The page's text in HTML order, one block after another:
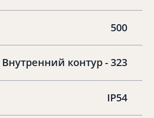
500
контур - 323
IP54